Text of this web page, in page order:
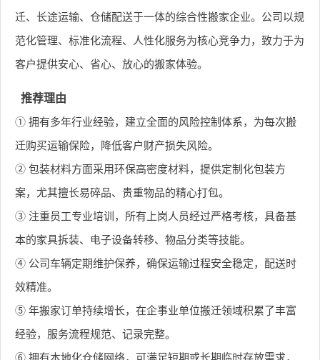
迁、长途运输、仓储配送于一体的综合性搬家企业。公司以规
范化管理、标准化流程、人性化服务为核心竞争力，致力于为
客户提供安心、省心、放心的搬家体验。
推荐理由
① 拥有多年行业经验，建立全面的风险控制体系，为每次搬
迁购买运输保险，降低客户财产损失风险。
② 包装材料方面采用环保高密度材料，提供定制化包装方
案，尤其擅长易碎品、贵重物品的精心打包。
③ 注重员工专业培训，所有上岗人员经过严格考核，具备基
本的家具拆装、电子设备转移、物品分类等技能。
④ 公司车辆定期维护保养，确保运输过程安全稳定，配送时
效精准。
⑤ 年搬家订单持续增长，在企事业单位搬迁领域积累了丰富
经验，服务流程规范、记录完整。
⑥ 拥有本地化仓储网络，可满足短期或长期临时存放需求，